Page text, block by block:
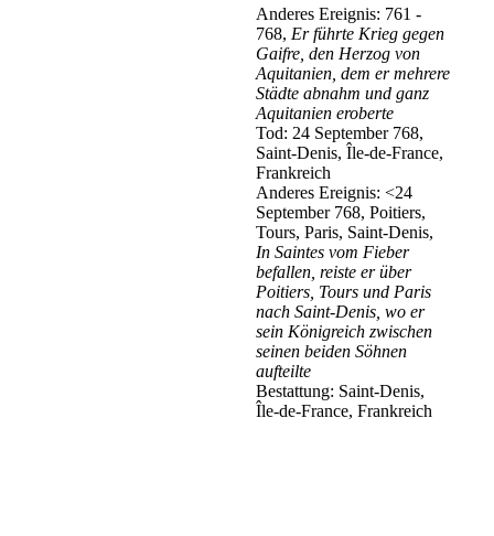
Anderes Ereignis: 761 -
768, Er führte Krieg gegen
Gaifre, den Herzog von
Aquitanien, dem er mehrere
Städte abnahm und ganz
Aquitanien eroberte
Tod: 24 September 768,
Saint-Denis, Île-de-France,
Frankreich
Anderes Ereignis: <24
September 768, Poitiers,
Tours, Paris, Saint-Denis,
In Saintes vom Fieber
befallen, reiste er über
Poitiers, Tours und Paris
nach Saint-Denis, wo er
sein Königreich zwischen
seinen beiden Söhnen
aufteilte
Bestattung: Saint-Denis,
Île-de-France, Frankreich